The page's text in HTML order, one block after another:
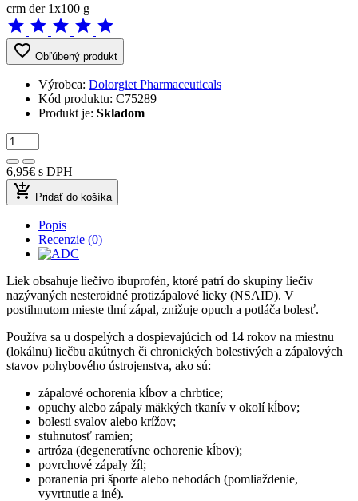
crm der 1x100 g
star star star star star
favorite_border Obľúbený produkt
Výrobca: Dolorgiet Pharmaceuticals
Kód produktu: C75289
Produkt je: Skladom
6,95€ s DPH
add_shopping_cart Pridať do košíka
Popis
Recenzie (0)
Liek obsahuje liečivo ibuprofén, ktoré patrí do skupiny liečiv
nazývaných nesteroidné protizápalové lieky (NSAID). V
postihnutom mieste tlmí zápal, znižuje opuch a potláča bolesť.
Používa sa u dospelých a dospievajúcich od 14 rokov na miestnu
(lokálnu) liečbu akútnych či chronických bolestivých a zápalových
stavov pohybového ústrojenstva, ako sú:
zápalové ochorenia kĺbov a chrbtice;
opuchy alebo zápaly mäkkých tkanív v okolí kĺbov;
bolesti svalov alebo krížov;
stuhnutosť ramien;
artróza (degeneratívne ochorenie kĺbov);
povrchové zápaly žíl;
poranenia pri športe alebo nehodách (pomliaždenie,
vyvrtnutie a iné).